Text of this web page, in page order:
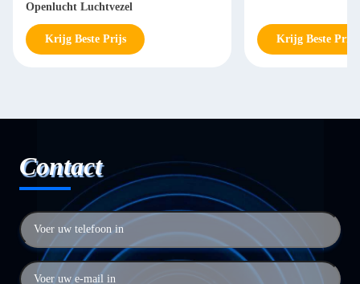
Openlucht Luchtvezel
Krijg Beste Prijs Krijg Beste Prijs
Contact